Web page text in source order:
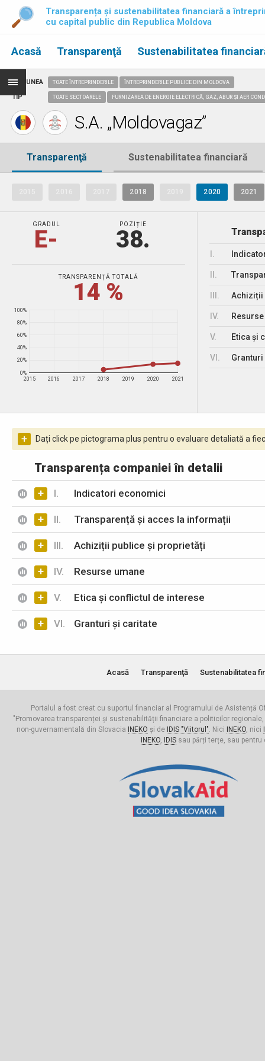
Transparența și sustenabilitatea financiară a
cu capital public din Republica Moldova
Acasă Transparenţă Sustenabilitatea
REGIUNEA
TIP
TOATE ÎNTREPRINDERILE ÎNTREPRINDERILE PUBLICE DIN MOLDOVA
TOATE SECTOARELE FURNIZAREA DE ENERGIE ELECTRICĂ, GAZ, ABUR ȘI AER
S.A. „Moldovagaz”
Transparenţă Sustenabilitatea financiară
2018 2020 2021
GRADUL
E-
POZIȚIE
38.
TRANSPARENȚĂ TOTALĂ
14 %
2015 2016 2017 2018 2019 2020 2021
0%
20%
40%
60%
80%
100%
Achiziții
IV.
V. Etica și
VI.
+ Dați click pe pictograma plus pentru o evaluare detaliată a
Transparența companiei în detalii
+ I. Indicatori economici
+ II. Transparență și acces la informații
+ III. Achiziții publice și proprietăți
+ IV. Resurse umane
+ V. Etica și conflictul de interese
+ VI. Granturi și caritate
Acasă Transparenţă Sustenabilitatea
Portalul a fost creat cu suportul financiar al Programului de Asistență
"Promovarea transparenței și sustenabilității financiare a politicilor
non-guvernamentală din Slovacia
INEKO și de IDIS "Viitorul". Nici INEKO, nici
INEKO, IDISsau părți terțe, sau pentru